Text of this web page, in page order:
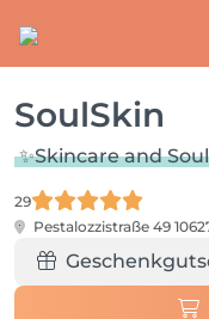
SoulSkin
✨Skincare and
29
Pestalozzistraße 49